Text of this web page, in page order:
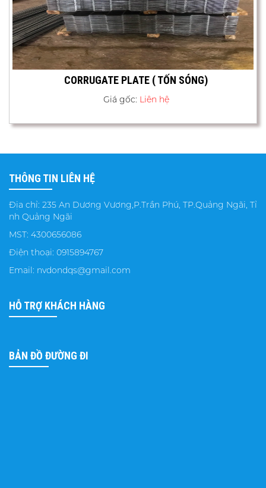
CORRUGATE PLATE ( TỐN SÓNG)
Giá gốc: Liên hệ
THÔNG TIN LIÊN HỆ
Địa chỉ: 235 An Dương Vương,P.Trần Phú, TP.Quảng Ngãi, Tỉ
nh Quảng Ngãi
MST: 4300656086
Điện thoại: 0915894767
Email: nvdondqs@gmail.com
HỖ TRỢ KHÁCH HÀNG
BẢN ĐỒ ĐƯỜNG ĐI